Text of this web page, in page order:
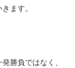
ます。
勝負ではなく、